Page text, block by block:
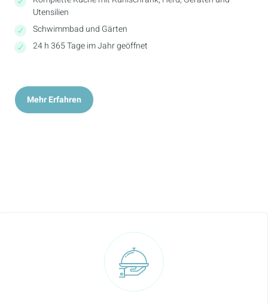
Utensilien
Schwimmbad und Gärten
24 h 365 Tage im Jahr geöffnet
Mehr Erfahren